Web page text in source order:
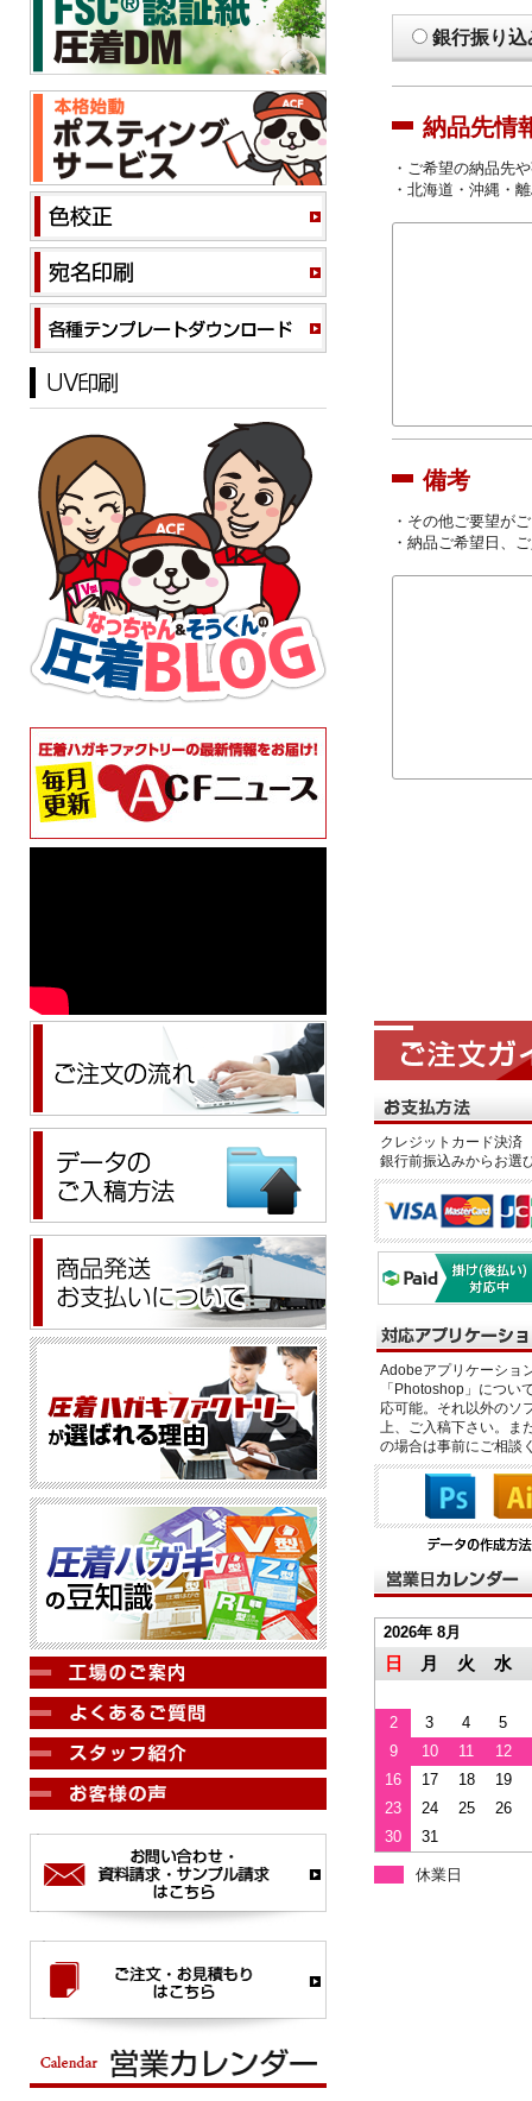
銀行振り込
納品先情
・ご希望の納品先
・北海道・沖縄・
備考
・その他ご要望が
・納品ご希望日、
クレジットカード決
銀行前振込みからお選
Adobeアプリケーショ
「Photoshop」につい
応可能。それ以外のソ
上、ご入稿下さい。ま
の場合は事前にご相談
2026年 8月
日 月 火 水
2 3 4
5
9
10 11
12
16
17 18
19
23
24 25
26
30
31
休業日